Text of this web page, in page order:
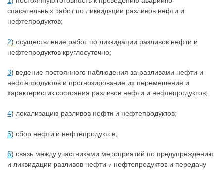
спасательных работ по ликвидации разливов нефти и
нефтепродуктов;
2) осуществление работ по ликвидации разливов нефти и
нефтепродуктов круглосуточно;
3) ведение постоянного наблюдения за разливами нефти и
нефтепродуктов и прогнозирование их перемещения и
характеристик состояния разливов нефти и нефтепродуктов;
4) локализацию разливов нефти и нефтепродуктов;
5) сбор нефти и нефтепродуктов;
6) связь между участниками мероприятий по предупреждению
и ликвидации разливов нефти и нефтепродуктов и передачу